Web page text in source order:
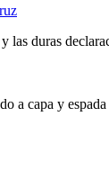
las duras
a capa y